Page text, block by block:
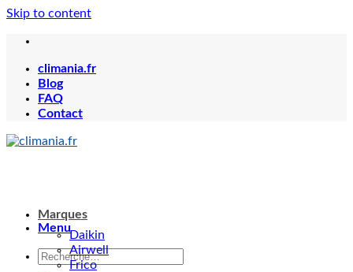
Skip to content
climania.fr
Blog
FAQ
Contact
Menu
Marques
Daikin
Airwell
Frico